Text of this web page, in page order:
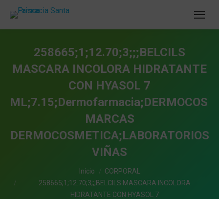
258665;1;12.70;3;;;BELCILS
MASCARA INCOLORA HIDRATANTE
CON HYASOL 7
MARCAS
DERMOCOSMETICA;LABORATORIOS
VIÑAS
Inicio
CORPORAL
258665;1;12.70;3;;;BELCILS MASCARA INCOLORA
HIDRATANTE CON HYASOL 7